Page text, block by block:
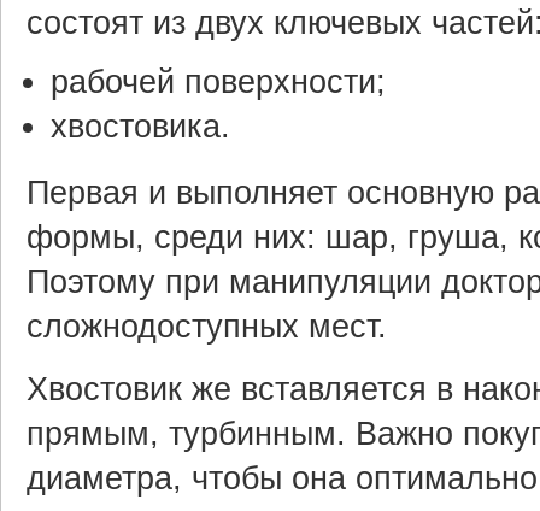
состоят из двух ключевых
рабочей поверхности;
хвостовика.
Первая и выполняет основную
формы, среди них: шар, груша,
Поэтому при манипуляции
сложнодоступных мест.
Хвостовик же вставляется в
прямым, турбинным. Важно
диаметра, чтобы она